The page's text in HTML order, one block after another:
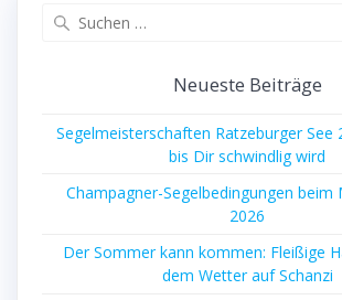
Neueste Beiträge
Segelmeisterschaften Ratzeburger See
bis Dir schwindlig wird
Champagner-Segelbedingungen beim
2026
Der Sommer kann kommen: Fleißige
dem Wetter auf Schanzi